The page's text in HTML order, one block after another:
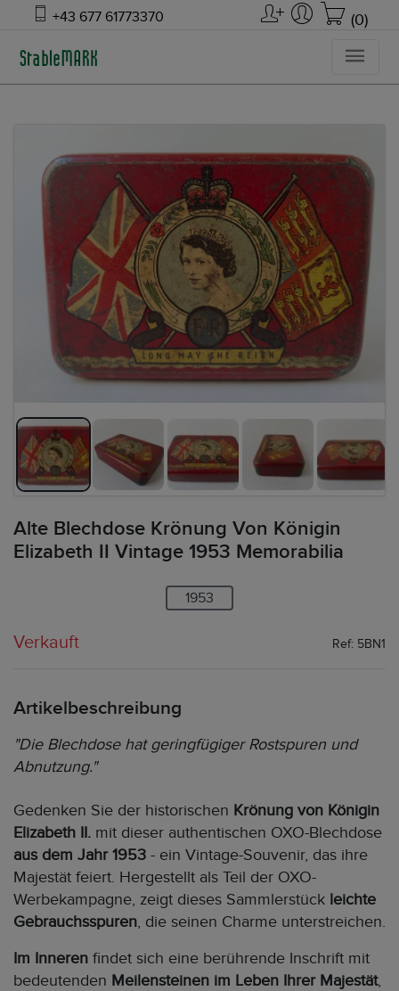
+43 677 61773370 (0)
Alte Blechdose Krönung Von Königin
Elizabeth II Vintage 1953 Memorabilia
1953
Verkauft Ref: 5BN1
Artikelbeschreibung
"Die Blechdose hat geringfügiger Rostspuren und
Abnutzung."
Gedenken Sie der historischen Krönung von Königin
Elizabeth II. mit dieser authentischen OXO-Blechdose
aus dem Jahr 1953 - ein Vintage-Souvenir, das ihre
Majestät feiert. Hergestellt als Teil der OXO-
Werbekampagne, zeigt dieses Sammlerstück leichte
Gebrauchsspuren, die seinen Charme unterstreichen.
Im Inneren findet sich eine berührende Inschrift mit
bedeutenden Meilensteinen im Leben Ihrer Majestät,